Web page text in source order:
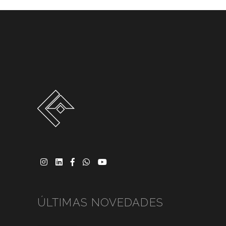
ÚLTIMAS NOVEDADES